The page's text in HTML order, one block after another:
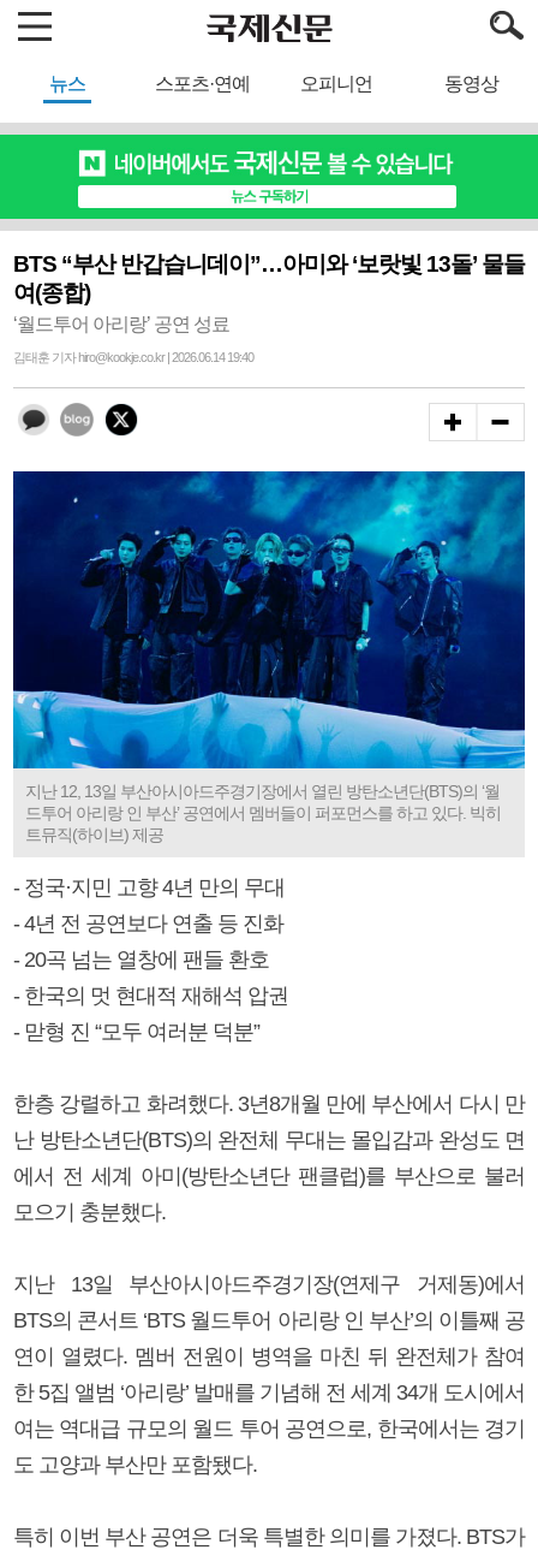
뉴스 스포츠·연예 오피니언 동영상
BTS “부산 반갑습니데이”…아미와 ‘보랏빛 13돌’ 물들
여(종합)
‘월드투어 아리랑’ 공연 성료
김태훈 기자 hiro@kookje.co.kr | 2026.06.14 19:40
지난 12, 13일 부산아시아드주경기장에서 열린 방탄소년단(BTS)의 ‘월
드투어 아리랑 인 부산’ 공연에서 멤버들이 퍼포먼스를 하고 있다. 빅히
트뮤직(하이브) 제공
- 정국·지민 고향 4년 만의 무대
- 4년 전 공연보다 연출 등 진화
- 20곡 넘는 열창에 팬들 환호
- 한국의 멋 현대적 재해석 압권
- 맏형 진 “모두 여러분 덕분”
한층 강렬하고 화려했다. 3년8개월 만에 부산에서 다시 만
난 방탄소년단(BTS)의 완전체 무대는 몰입감과 완성도 면
에서 전 세계 아미(방탄소년단 팬클럽)를 부산으로 불러
모으기 충분했다.
지난 13일 부산아시아드주경기장(연제구 거제동)에서
BTS의 콘서트 ‘BTS 월드투어 아리랑 인 부산’의 이틀째 공
연이 열렸다. 멤버 전원이 병역을 마친 뒤 완전체가 참여
한 5집 앨범 ‘아리랑’ 발매를 기념해 전 세계 34개 도시에서
여는 역대급 규모의 월드 투어 공연으로, 한국에서는 경기
도 고양과 부산만 포함됐다.
특히 이번 부산 공연은 더욱 특별한 의미를 가졌다. BTS가